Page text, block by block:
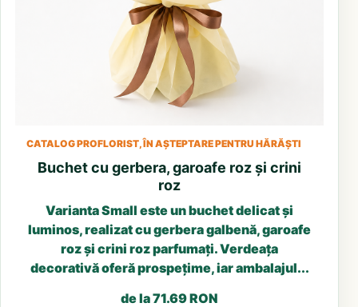
CATALOG PROFLORIST, ÎN AȘTEPTARE PENTRU HĂRĂȘTI
Buchet cu gerbera, garoafe roz și crini
roz
Varianta Small este un buchet delicat și
luminos, realizat cu gerbera galbenă, garoafe
roz și crini roz parfumați. Verdeața
decorativă oferă prospețime, iar ambalajul...
de la 71.69 RON